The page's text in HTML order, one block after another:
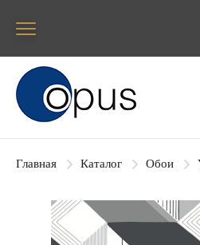
Блок поиска
Главная Каталог Обои